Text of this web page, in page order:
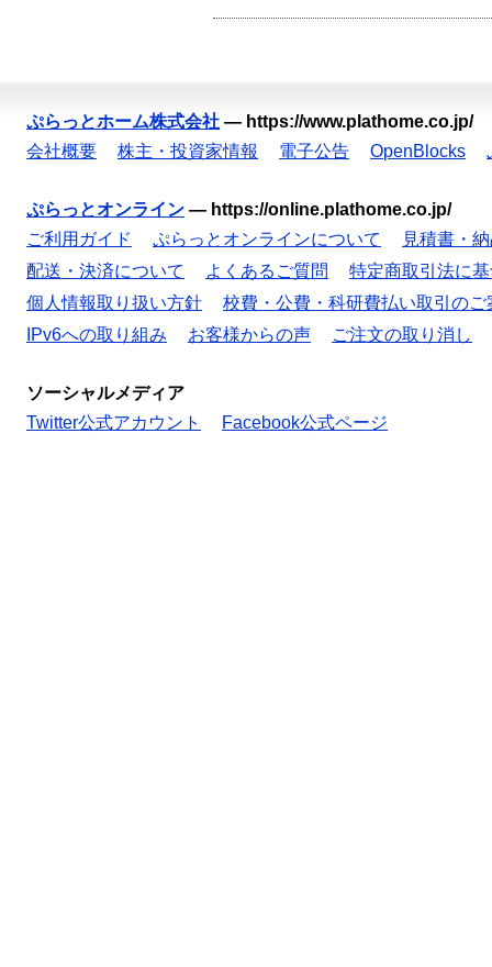
ぷらっとホーム株式会社 — https://www.plathome.co.jp/
会社概要
株主・投資家情報 電子公告 OpenBlocks
ぷらっとオンライン — https://online.plathome.co.jp/
ご利用ガイド
ぷらっとオンラインについて
見積書・
配送・決済について
よくあるご質問
特定商取引法に
個人情報取り扱い方針
校費・公費・科研費払い取引のご
IPv6への取り組み
お客様からの声 ご注文の取り消し
ソーシャルメディア
Twitter公式アカウント
Facebook公式ページ